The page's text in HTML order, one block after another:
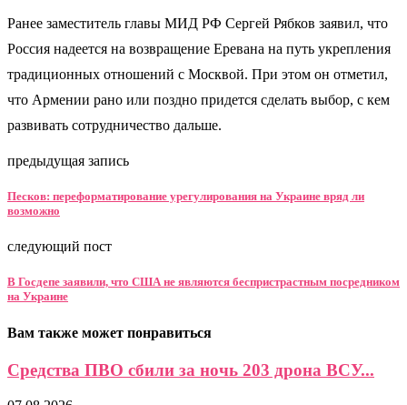
Ранее заместитель главы МИД РФ Сергей Рябков заявил, что
Россия надеется на возвращение Еревана на путь укрепления
традиционных отношений с Москвой. При этом он отметил,
что Армении рано или поздно придется сделать выбор, с кем
развивать сотрудничество дальше.
предыдущая запись
Песков: переформатирование урегулирования на Украине вряд ли
возможно
следующий пост
В Госдепе заявили, что США не являются беспристрастным посредником
на Украине
Вам также может понравиться
Средства ПВО сбили за ночь 203 дрона ВСУ...